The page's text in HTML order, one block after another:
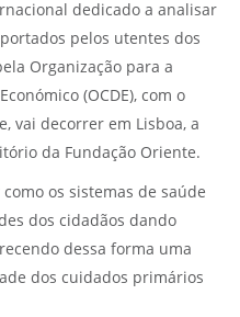
dedicado a analisar
pelos utentes dos
Organização para a
(OCDE), com o
vai decorrer em Lisboa, a
da Fundação Oriente.
os sistemas de saúde
dos cidadãos dando
dessa forma uma
dos cuidados primários